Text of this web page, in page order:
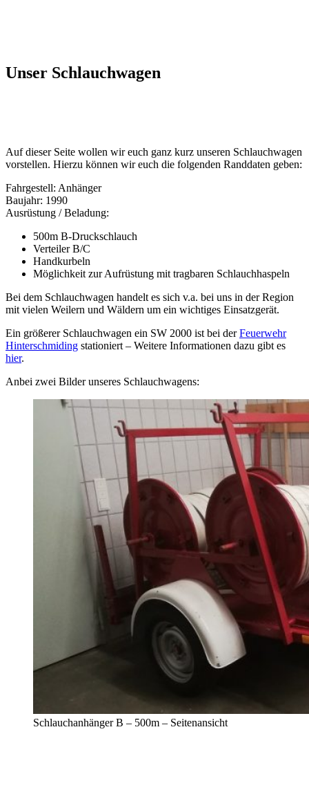
Unser Schlauchwagen
Auf dieser Seite wollen wir euch ganz kurz unseren Schlauchwagen
vorstellen. Hierzu können wir euch die folgenden Randdaten geben:
Fahrgestell: Anhänger
Baujahr: 1990
Ausrüstung / Beladung:
500m B-Druckschlauch
Verteiler B/C
Handkurbeln
Möglichkeit zur Aufrüstung mit tragbaren Schlauchhaspeln
Bei dem Schlauchwagen handelt es sich v.a. bei uns in der Region
mit vielen Weilern und Wäldern um ein wichtiges Einsatzgerät.
Ein größerer Schlauchwagen ein SW 2000 ist bei derFeuerwehr
Hinterschmiding stationiert – Weitere Informationen dazu gibt es
hier.
Anbei zwei Bilder unseres Schlauchwagens:
Schlauchanhänger B – 500m – Seitenansicht